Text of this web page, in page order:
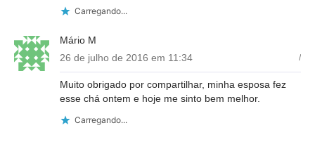
Carregando...
Mário M
26 de julho de 2016 em 11:34
/
Muito obrigado por compartilhar, minha esposa fez
esse chá ontem e hoje me sinto bem melhor.
Carregando...